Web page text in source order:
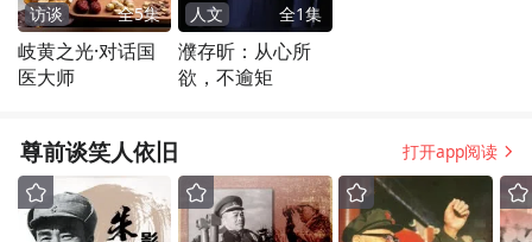
访谈 全5集
岐黄之光·对话国
医大师
人文 全1集
濮存昕：从心所
欲，不逾矩
尊前谈笑人依旧 打开app阅读